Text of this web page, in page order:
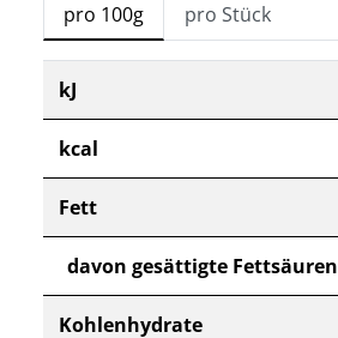
pro 100g pro Stück
kJ
kcal
Fett
davon gesättigte Fettsäuren
Kohlenhydrate